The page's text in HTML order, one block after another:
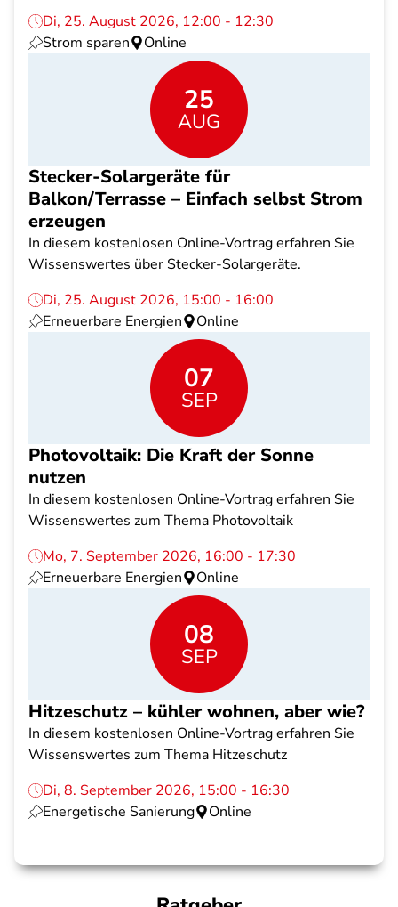
Di, 25. August 2026, 12:00 - 12:30
Strom sparen
Online
25
AUG
Stecker-Solargeräte für
Balkon/Terrasse – Einfach selbst Strom
erzeugen
In diesem kostenlosen Online-Vortrag erfahren Sie
Wissenswertes über Stecker-Solargeräte.
Di, 25. August 2026, 15:00 - 16:00
Erneuerbare Energien
Online
07
SEP
Photovoltaik: Die Kraft der Sonne
nutzen
In diesem kostenlosen Online-Vortrag erfahren Sie
Wissenswertes zum Thema Photovoltaik
Mo, 7. September 2026, 16:00 - 17:30
Erneuerbare Energien
Online
08
SEP
Hitzeschutz – kühler wohnen, aber wie?
In diesem kostenlosen Online-Vortrag erfahren Sie
Wissenswertes zum Thema Hitzeschutz
Di, 8. September 2026, 15:00 - 16:30
Energetische Sanierung
Online